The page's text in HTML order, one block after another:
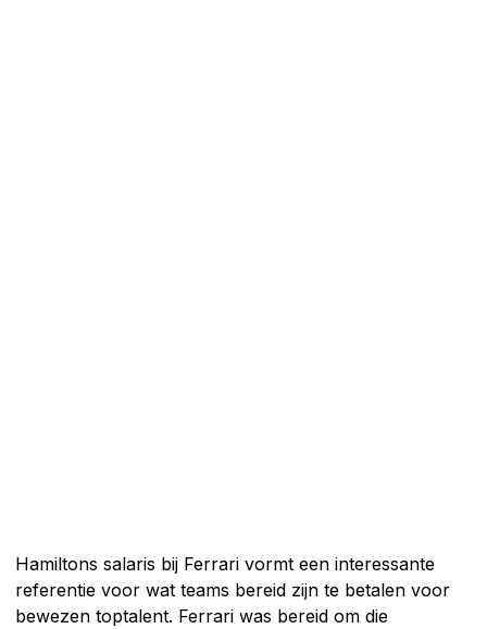
Hamiltons salaris bij Ferrari vormt een interessante
referentie voor wat teams bereid zijn te betalen voor
bewezen toptalent. Ferrari was bereid om die